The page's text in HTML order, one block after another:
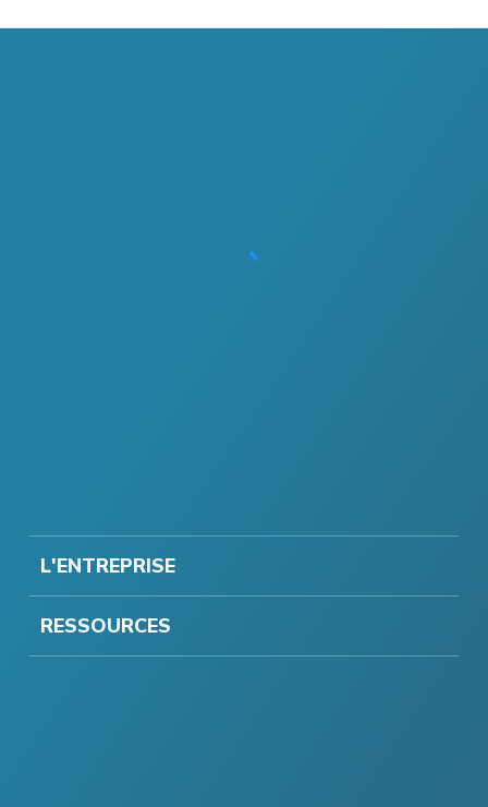
L'ENTREPRISE
RESSOURCES